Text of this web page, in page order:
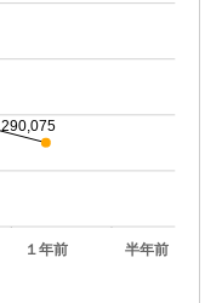
１年前 半年前
290,075